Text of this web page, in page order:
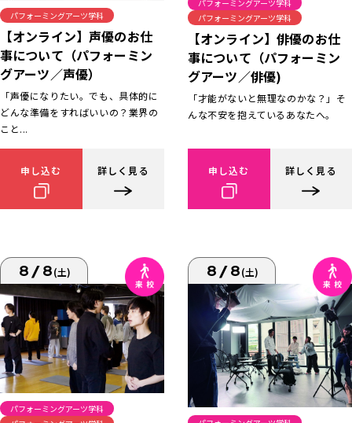
パフォーミングアーツ学科
【オンライン】声優のお仕
事について（パフォーミン
グアーツ／声優）
「声優になりたい。でも、具体的に
どんな準備をすればいいの？業界の
こと...
申し込む 詳しく見る
パフォーミングアーツ学科
パフォーミングアーツ学科
【オンライン】俳優のお仕
事について（パフォーミン
グアーツ／俳優)
「才能がないと無理なのかな？」そ
んな不安を抱えているあなたへ。
申し込む 詳しく見る
8/8(土)
パフォーミングアーツ学科
8/8(土)